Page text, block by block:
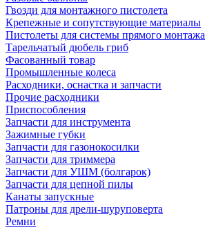
Гвозди для монтажного пистолета
Крепежные и сопутствующие материалы
Пистолеты для системы прямого монтажа
Тарельчатый дюбель гриб
Фасованный товар
Промышленные колеса
Расходники, оснастка и запчасти
Прочие расходники
Приспособления
Запчасти для инструмента
Зажимные губки
Запчасти для газонокосилки
Запчасти для триммера
Запчасти для УШМ (болгарок)
Запчасти для цепной пилы
Канаты запускные
Патроны для дрели-шуруповерта
Ремни